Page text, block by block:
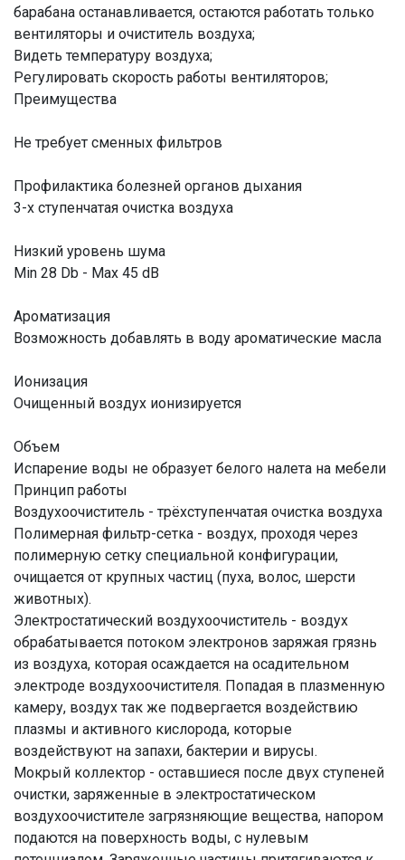
барабана останавливается, остаются работать только
вентиляторы и очиститель воздуха;
Видеть температуру воздуха;
Регулировать скорость работы вентиляторов;
Преимущества
Не требует сменных фильтров
Профилактика болезней органов дыхания
3-х ступенчатая очистка воздуха
Низкий уровень шума
Min 28 Db - Max 45 dB
Ароматизация
Возможность добавлять в воду ароматические масла
Ионизация
Очищенный воздух ионизируется
Объем
Испарение воды не образует белого налета на мебели
Принцип работы
Воздухоочиститель - трёхступенчатая очистка воздуха
Полимерная фильтр-сетка - воздух, проходя через
полимерную сетку специальной конфигурации,
очищается от крупных частиц (пуха, волос, шерсти
животных).
Электростатический воздухоочиститель - воздух
обрабатывается потоком электронов заряжая грязнь
из воздуха, которая осаждается на осадительном
электроде воздухоочистителя. Попадая в плазменную
камеру, воздух так же подвергается воздействию
плазмы и активного кислорода, которые
воздействуют на запахи, бактерии и вирусы.
Мокрый коллектор - оставшиеся после двух ступеней
очистки, заряженные в электростатическом
воздухоочистителе загрязняющие вещества, напором
подаются на поверхность воды, с нулевым